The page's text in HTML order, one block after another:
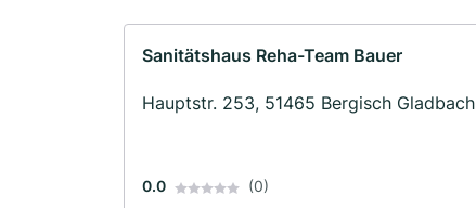
Sanitätshaus Reha-Team Bauer
Hauptstr. 253, 51465 Bergisch Gladbach
0.0 (0)